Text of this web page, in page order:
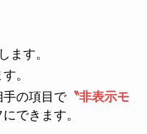
ます。
。
の項目で〝非表示モ
できます。